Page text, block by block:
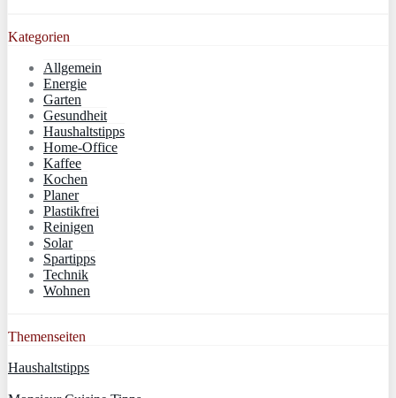
Kategorien
Allgemein
Energie
Garten
Gesundheit
Haushaltstipps
Home-Office
Kaffee
Kochen
Planer
Plastikfrei
Reinigen
Solar
Spartipps
Technik
Wohnen
Themenseiten
Haushaltstipps